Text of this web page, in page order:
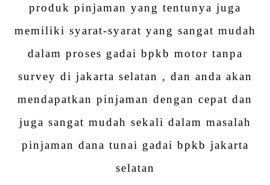
produk pinjaman yang tentunya juga
memiliki syarat-syarat yang sangat mudah
dalam proses gadai bpkb motor tanpa
survey di jakarta selatan , dan anda akan
mendapatkan pinjaman dengan cepat dan
juga sangat mudah sekali dalam masalah
pinjaman dana tunai gadai bpkb jakarta
selatan